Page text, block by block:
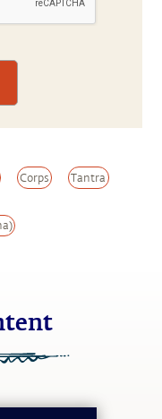
Corps Tantra